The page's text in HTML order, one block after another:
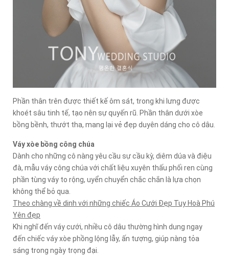
Phần thân trên được thiết kế ôm sát, trong khi lưng được
khoét sâu tinh tế, tạo nên sự quyến rũ. Phần thân dưới xòe
bồng bềnh, thướt tha, mang lại vẻ đẹp duyên dáng cho cô dâu.
Váy xòe bồng công chúa
Dành cho những cô nàng yêu cầu sự cầu kỳ, diêm dúa và điệu
đà, mẫu váy công chúa với chất liệu xuyên thấu phối ren cùng
phần tùng váy to rộng, uyển chuyển chắc chắn là lựa chọn
không thể bỏ qua.
Theo chàng về dinh với những chiếc Áo Cưới Đẹp Tuy Hoà Phú
Yên đẹp
Khi nghĩ đến váy cưới, nhiều cô dâu thường hình dung ngay
đến chiếc váy xòe phồng lộng lẫy, ấn tượng, giúp nàng tỏa
sáng trong ngày trọng đại.